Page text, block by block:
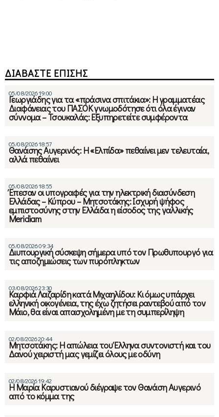
ΔΙΑΒΑΣΤΕ ΕΠΙΣΗΣ
05/08/2026 19:00
Γεωργιάδης για τα «πράσινα σπιτάκια»: Η γραμματέας
Διαφάνειας του ΠΑΣΟΚ γνωμοδότησε ότι όλα έγιναν
σύννομα – Τσουκαλάς: Εξυπηρετείτε συμφέροντα
05/08/2026 18:57
Θανάσης Αυγερινός: Η «Ελπίδα» πεθαίνει μεν τελευταία,
αλλά πεθαίνει
05/08/2026 18:55
Έπεσαν οι υπογραφές για την ηλεκτρική διασύνδεση
Ελλάδας – Κύπρου – Μητσοτάκης: Ισχυρή ψήφος
εμπιστοσύνης στην Ελλάδα η είσοδος της γαλλικής
Meridiam
05/08/2026 09:34
Διυπουργική σύσκεψη σήμερα υπό τον Πρωθυπουργό για
τις αποζημιώσεις των πυρόπληκτων
03/08/2026 23:30
Καρφιά Λαζαρίδη κατά Μιχαηλίδου: Κι όμως υπάρχει
ελληνική οικογένεια, της έχω ζητήσει ραντεβού από τον
Μάιο, θα είναι απασχολημένη με τη συμπερίληψη
02/08/2026 20:44
Μητσοτάκης: Η απώλεια του Έλληνα συντονιστή και του
Δανού χειριστή μας γεμίζει όλους με οδύνη
02/08/2026 19:42
Η Μαρία Καρυστιανού διέγραψε τον Θανάση Αυγερινό
από το κόμμα της